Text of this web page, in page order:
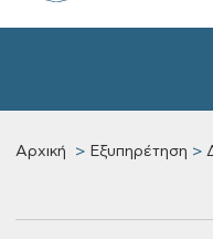
Αρχική Εξυπηρέτηση